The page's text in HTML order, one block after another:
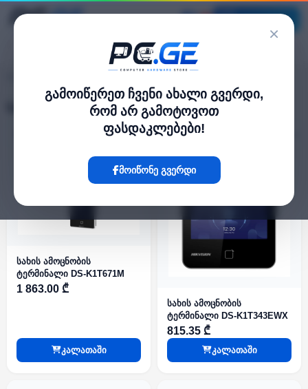
×
გამოიწერეთ ჩვენი ახალი გვერდი,
რომ არ გამოტოვოთ
ფასდაკლებები!
მოიწონე გვერდი
სახის ამომცნობი ტერმინალები
19 პროდუქტი
სახის ამოცნობის
ტერმინალი DS-K1T671M
1 863.00 ₾
კალათაში
სახის ამოცნობის
ტერმინალი DS-K1T343EWX
815.35 ₾
კალათაში